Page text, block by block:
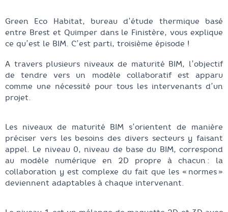
Green Eco Habitat, bureau d’étude thermique basé
entre Brest et Quimper dans le Finistère, vous explique
ce qu’est le BIM. C’est parti, troisième épisode !
A travers plusieurs niveaux de maturité BIM, l’objectif
de tendre vers un modèle collaboratif est apparu
comme une nécessité pour tous les intervenants d’un
projet.
Les niveaux de maturité BIM s’orientent de manière
préciser vers les besoins des divers secteurs y faisant
appel. Le niveau 0, niveau de base du BIM, correspond
au modèle numérique en 2D propre à chacun : la
collaboration y est complexe du fait que les « normes »
deviennent adaptables à chaque intervenant.